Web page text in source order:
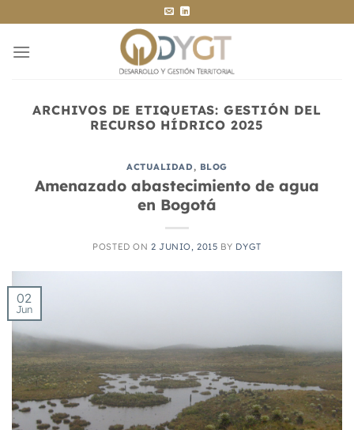
al
contenido
ARCHIVOS DE ETIQUETAS: GESTIÓN DEL
RECURSO HÍDRICO 2025
ACTUALIDAD, BLOG
Amenazado abastecimiento de agua
en Bogotá
POSTED ON 2 JUNIO, 2015 BY DYGT
02
Jun